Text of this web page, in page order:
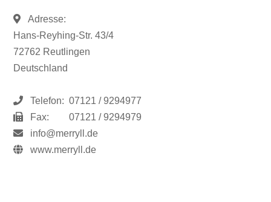
Adresse:
Hans-Reyhing-Str. 43/4
72762 Reutlingen
Deutschland
Telefon: 07121 / 9294977
Fax:
07121 / 9294979
info@merryll.de
www.merryll.de